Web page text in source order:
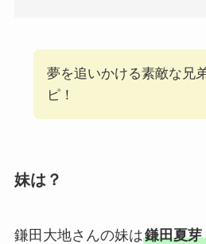
夢を追いかける素敵な兄
ピ！
妹は？
鎌田大地さんの妹は鎌田夏